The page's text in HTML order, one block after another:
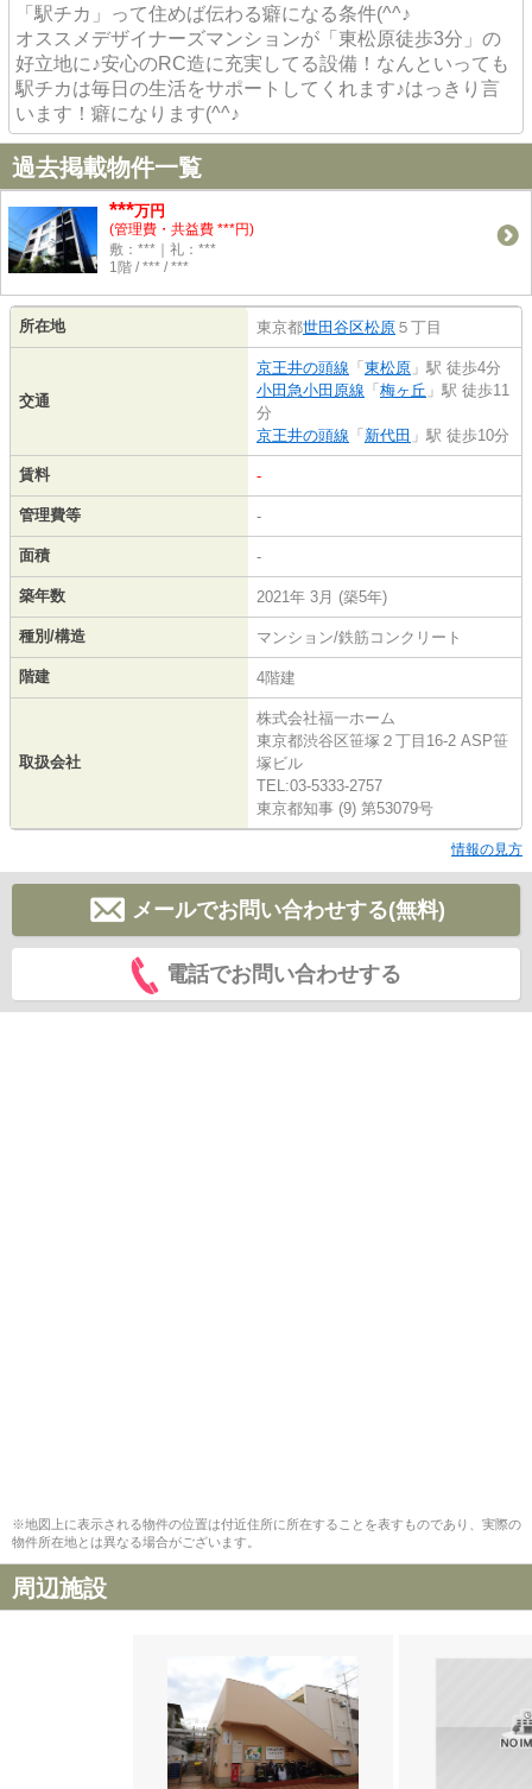
「駅チカ」って住めば伝わる癖になる条件(^^♪
オススメデザイナーズマンションが「東松原徒歩3分」の
好立地に♪安心のRC造に充実してる設備！なんといっても
駅チカは毎日の生活をサポートしてくれます♪はっきり言
います！癖になります(^^♪
過去掲載物件一覧
***万円
(管理費・共益費 ***円)
敷：***｜礼：***
1階 / *** / ***
所在地 東京都世田谷区松原 ５丁目
交通
京王井の頭線 「 東松原 」駅 徒歩4分
小田急小田原線 「 梅ヶ丘 」駅 徒歩11
分
京王井の頭線 「 新代田 」駅 徒歩10分
賃料 -
管理費等 -
面積 -
築年数 2021年 3月 (築5年)
種別/構造 マンション/鉄筋コンクリート
階建 4階建
取扱会社
株式会社福一ホーム
東京都渋谷区笹塚２丁目16-2 ASP笹
塚ビル
TEL:03-5333-2757
東京都知事 (9) 第53079号
情報の見方
メールでお問い合わせする(無料)
電話でお問い合わせする
※地図上に表示される物件の位置は付近住所に所在することを表すものであり、実際の
物件所在地とは異なる場合がございます。
周辺施設